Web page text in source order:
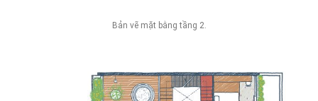
Bản vẽ mặt bằng tầng 2.